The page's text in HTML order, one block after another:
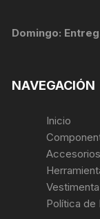
Domingo:
NAVEGACIÓN
Inicio
Accesorios
Vestimenta
Política de